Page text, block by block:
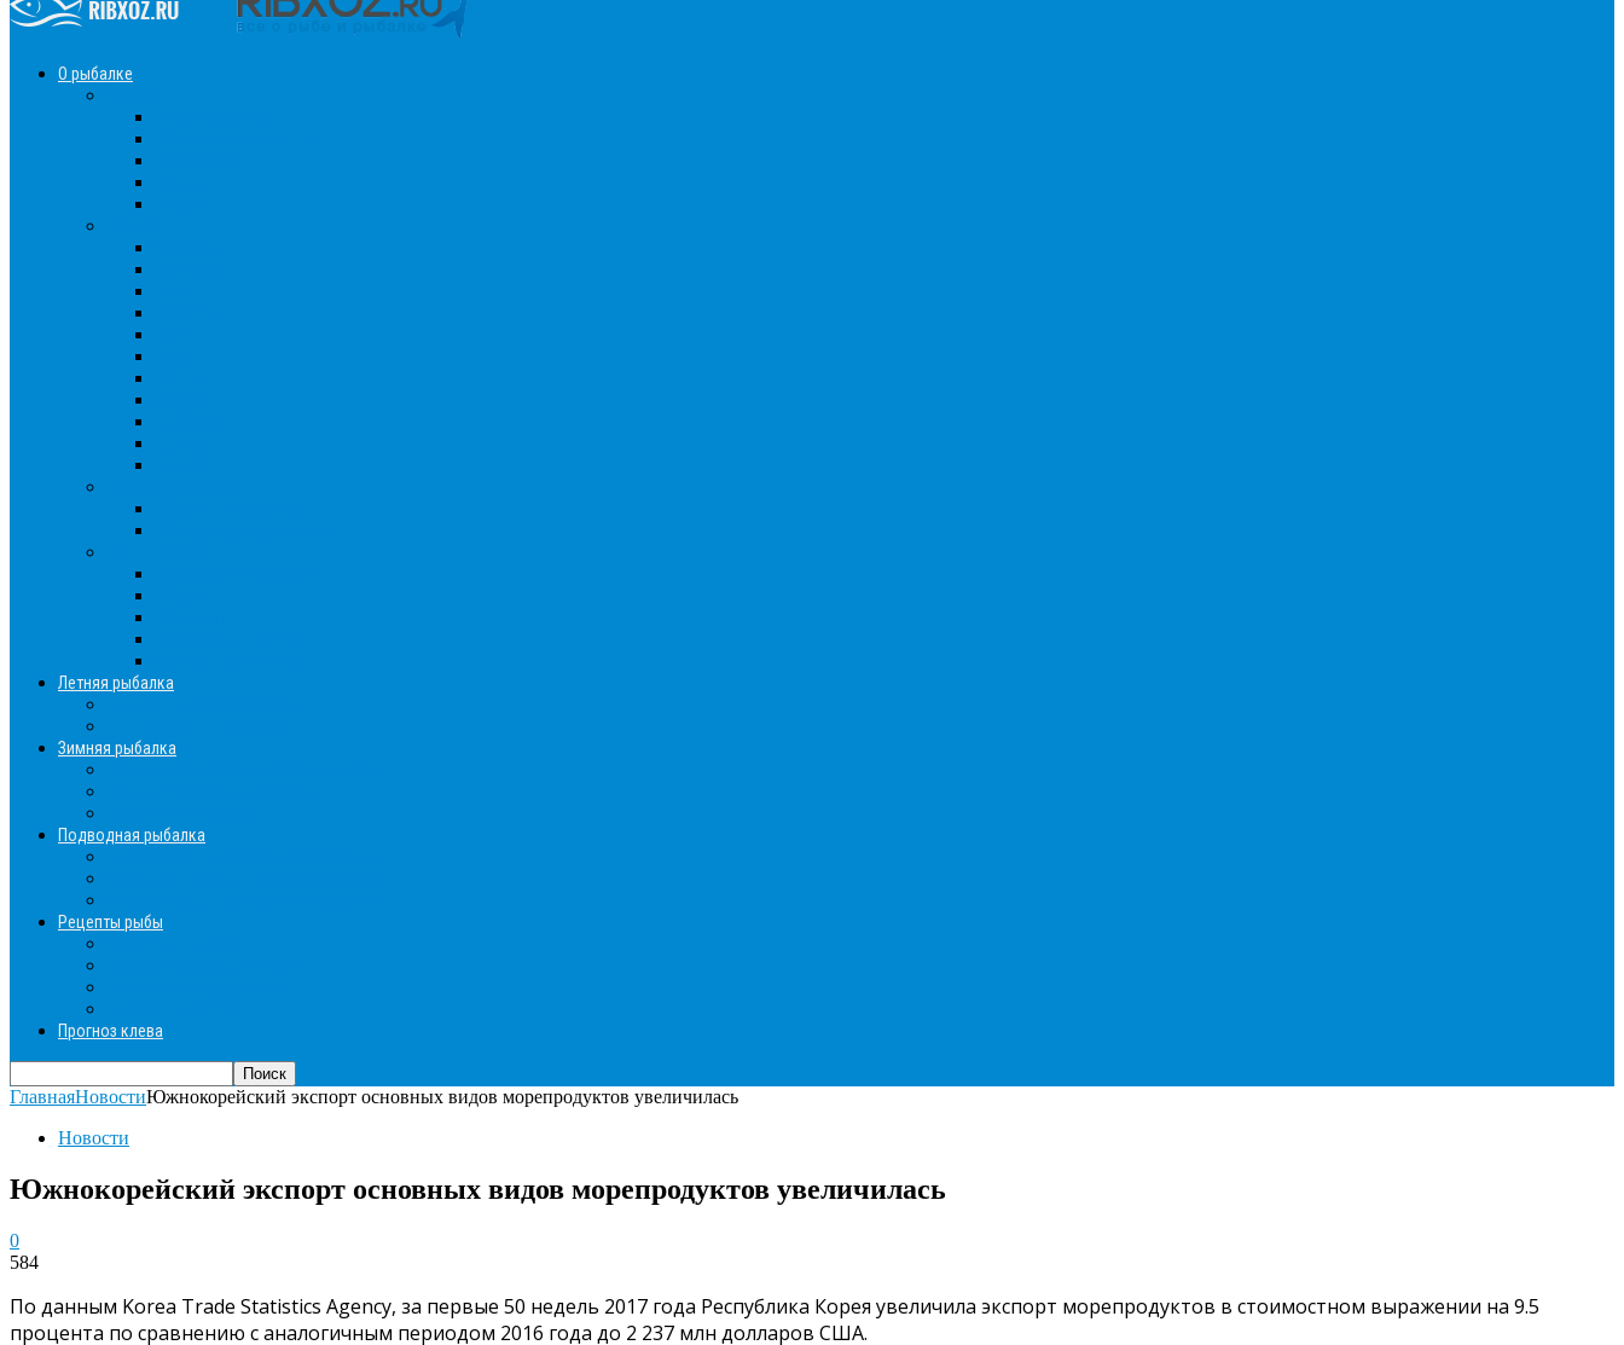
О рыбалке
Летняя рыбалка
Зимняя рыбалка
Подводная рыбалка
Рецепты рыбы
Прогноз клева
ГлавнаяНовостиЮжнокорейский экспорт основных видов морепродуктов увеличилась
Новости
Южнокорейский экспорт основных видов морепродуктов увеличилась
0
584
По данным Korea Trade Statistics Agency, за первые 50 недель 2017 года Республика Корея увеличила экспорт морепродуктов в стоимостном выражении на 9.5
процента по сравнению с аналогичным периодом 2016 года до 2 237 млн долларов США.